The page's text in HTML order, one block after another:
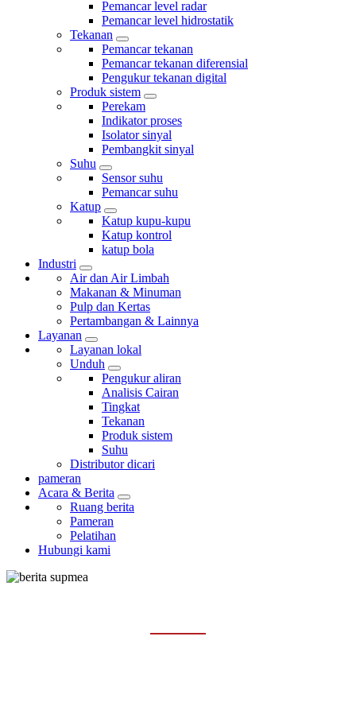
Pemancar level radar
Pemancar level hidrostatik
Tekanan
Pemancar tekanan
Pemancar tekanan diferensial
Pengukur tekanan digital
Produk sistem
Perekam
Indikator proses
Isolator sinyal
Pembangkit sinyal
Suhu
Sensor suhu
Pemancar suhu
Katup
Katup kupu-kupu
Katup kontrol
katup bola
Industri
Air dan Air Limbah
Makanan & Minuman
Pulp dan Kertas
Pertambangan & Lainnya
Layanan
Layanan lokal
Unduh
Pengukur aliran
Analisis Cairan
Tingkat
Tekanan
Produk sistem
Suhu
Distributor dicari
pameran
Acara & Berita
Ruang berita
Pameran
Pelatihan
Hubungi kami